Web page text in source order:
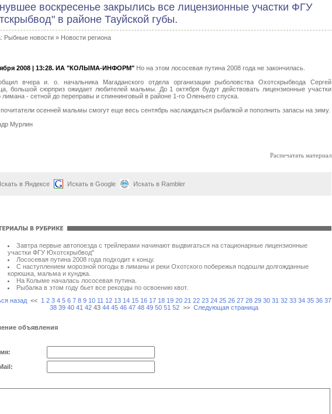
воскресенье закрылись все лицензионные участки ФГУ
в районе Тауйской губы.
Рыбные новости » Новости региона
2008 | 13:28. ИА "КОЛЫМА-ИНФОРМ" Но на этом лососевая путина 2008 года не закончилась.
вчера и. о. начальника Магаданского отдела организации рыболовства Охотскрыбвода Сергей
большой сюрприз ожидает любителей мальмы. До 1 октября будут действовать лицензионные участки
лимана - сетной до переправы и спиннинговый в районе 1-го Оленьего спуска.
осенней мальмы смогут еще весь сентябрь наслаждаться рыбалкой и пополнить запасы на зиму.
Мурлин
Распечатать материал
в Яндексе Искать в Google Искать в Rambler
Завтра первые автопоезда с трейлерами начинают выдвигаться на стационарные лицензионные
участки ФГУ Юхотскрыбвод"
Лососевая путина 2008 года подходит к концу.
С наступлением морозной погоды в лиманы и реки Охотского побережья подошли долгожданные
корюшка, мальма и кунджа.
На Колыме началась лососевая путина.
Рыбалка в этом году бьет все рекорды по освоению квот.
назад << 1 2 3 4 5 6 7 8 9 10 11 12 13 14 15 16 17 18 19 20 21 22 23 24 25 26 27 28 29 30 31 32 33 34 35 36 37
38 39 40 41 42 43 44 45 46 47 48 49 50 51 52 >> Следующая страница
объявления